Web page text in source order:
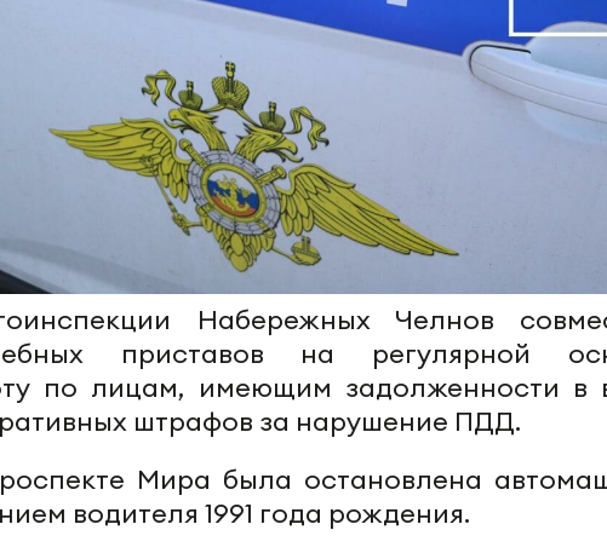
Набережных Челнов
приставов на регулярной
по лицам, имеющим задолженности в
штрафов за нарушение ПДД.
Мира была остановлена
водителя 1991 года рождения.